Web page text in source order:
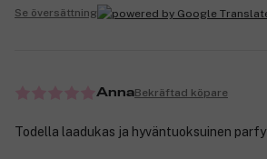
Se översättning
AnnaBekräftad köpare
Todella laadukas ja hyväntuoksuinen